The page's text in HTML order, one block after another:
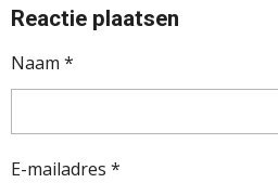
Reactie plaatsen
Naam *
E-mailadres *